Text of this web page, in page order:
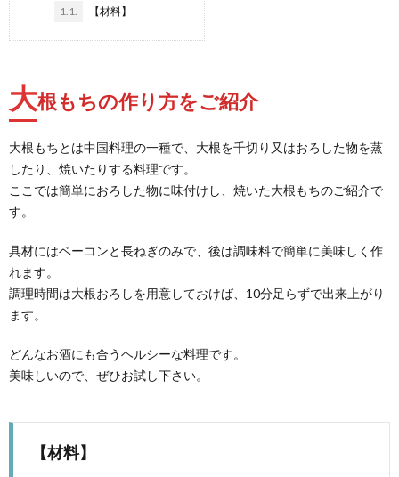
1.1. 【材料】
大根もちの作り方をご紹介
大根もちとは中国料理の一種で、大根を千切り又はおろした物を蒸
したり、焼いたりする料理です。
ここでは簡単におろした物に味付けし、焼いた大根もちのご紹介で
す。
具材にはベーコンと長ねぎのみで、後は調味料で簡単に美味しく作
れます。
調理時間は大根おろしを用意しておけば、10分足らずで出来上がり
ます。
どんなお酒にも合うヘルシーな料理です。
美味しいので、ぜひお試し下さい。
【材料】